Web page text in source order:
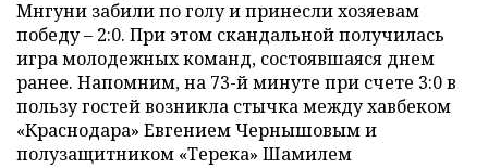
Мнгуни забили по голу и принесли хозяевам
победу – 2:0. При этом скандальной получилась
игра молодежных команд, состоявшаяся днем
ранее. Напомним, на 73-й минуте при счете 3:0 в
пользу гостей возникла стычка между хавбеком
«Краснодара» Евгением Чернышовым и
полузащитником «Терека» Шамилем